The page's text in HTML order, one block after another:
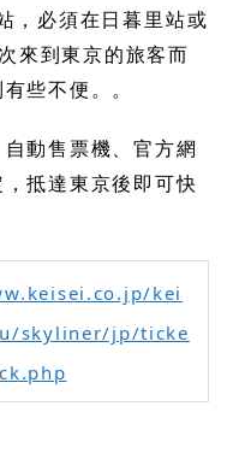
，必須在日暮里站或
來到東京的旅客而
些不便。。
動售票機、官方網
抵達東京後即可快
kei
skyliner/jp/ticke